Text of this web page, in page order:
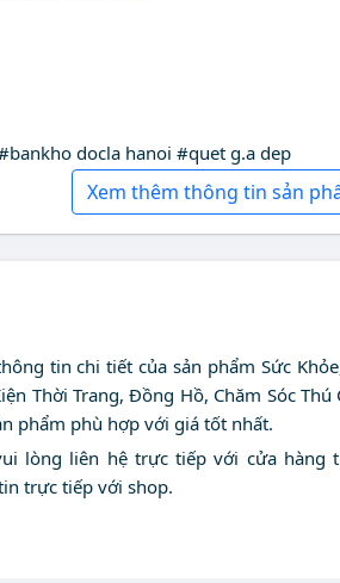
docla hanoi #quet g.a dep
Xem thêm thông tin sản
tin chi tiết của sản phẩm Sức
Thời Trang, Đồng Hồ, Chăm Sóc
phẩm phù hợp với giá tốt nhất.
lòng liên hệ trực tiếp với cửa hàng
trực tiếp với shop.